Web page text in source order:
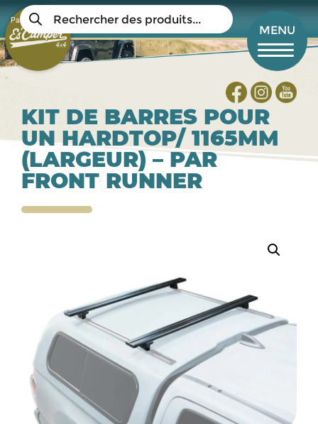
Aller
au
contenu
principal
Panier Mon compte
Recherche
de
produits
MENU
KIT DE BARRES POUR
UN HARDTOP/ 1165MM
(LARGEUR) – PAR
FRONT RUNNER